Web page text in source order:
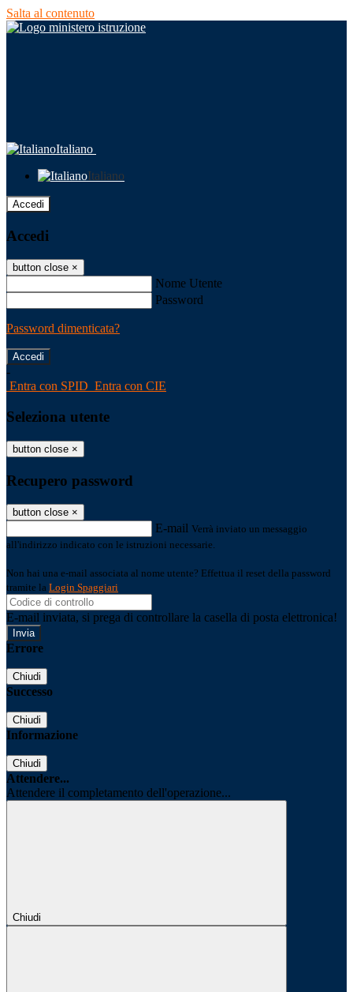
Salta al contenuto
Italiano
Italiano
Accedi
Accedi
button close ×
Nome Utente
Password
Password dimenticata?
-
Entra con SPID Entra con CIE
Seleziona utente
button close ×
Recupero password
button close ×
E-mail Verrà inviato un messaggio
all'indirizzo indicato con le istruzioni necessarie.
Non hai una e-mail associata al nome utente? Effettua il reset della password
tramite la Login Spaggiari
E-mail inviata, si prega di controllare la casella di posta elettronica!
Errore
Chiudi
Successo
Chiudi
Informazione
Chiudi
Attendere...
Attendere il completamento dell'operazione...
Chiudi